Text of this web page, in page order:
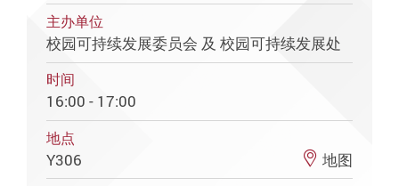
主办单位
校园可持续发展委员会 及 校园可持续发展处
时间
16:00 - 17:00
地点
Y306 地图